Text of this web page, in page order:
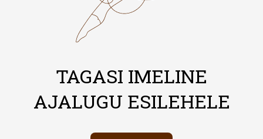
TAGASI IMELINE
AJALUGU ESILEHELE